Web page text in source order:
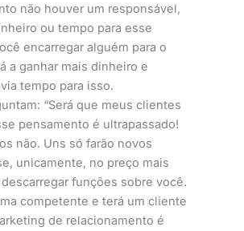
não houver um responsável,
ou tempo para esse
encarregar alguém para o
a ganhar mais dinheiro e
tempo para isso.
“Será que meus clientes
pensamento é ultrapassado!
não. Uns só farão novos
unicamente, no preço mais
funções sobre você.
competente e terá um cliente
de relacionamento é